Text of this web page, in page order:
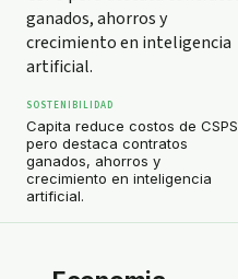
SOSTENIBILIDAD
Capita reduce costos de CSPS
pero destaca contratos
ganados, ahorros y
crecimiento en inteligencia
artificial.